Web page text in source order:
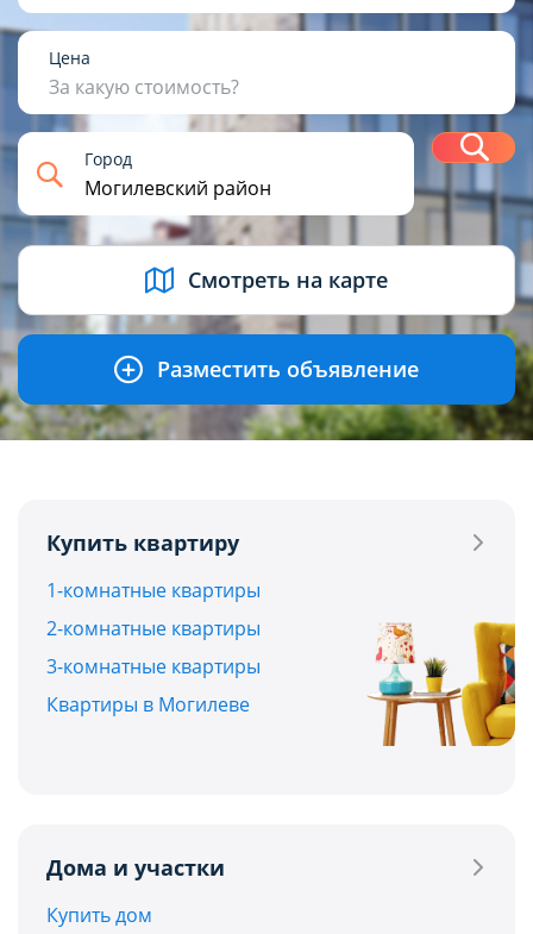
Цена
За какую стоимость?
USD BYN EUR RUB
Город
Смотреть на карте
Разместить объявление
Купить квартиру
1-комнатные квартиры
2-комнатные квартиры
3-комнатные квартиры
Квартиры в Могилеве
Дома и участки
Купить дом